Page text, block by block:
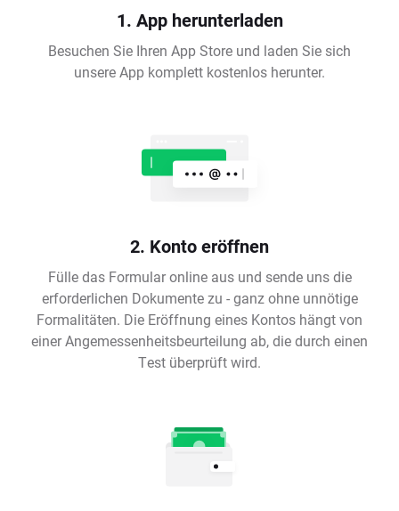
1. App herunterladen
Besuchen Sie Ihren App Store und laden Sie sich
unsere App komplett kostenlos herunter.
2. Konto eröffnen
Fülle das Formular online aus und sende uns die
erforderlichen Dokumente zu - ganz ohne unnötige
Formalitäten. Die Eröffnung eines Kontos hängt von
einer Angemessenheitsbeurteilung ab, die durch einen
Test überprüft wird.